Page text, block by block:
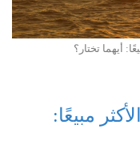
أيهما تختار؟
مبيعًا: